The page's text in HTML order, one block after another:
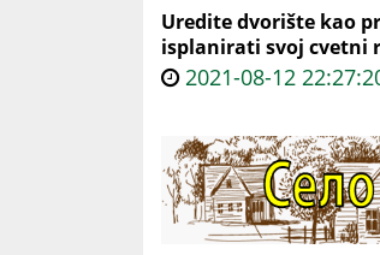
Uredite dvorište kao
isplanirati svoj cvetni
2021-08-12